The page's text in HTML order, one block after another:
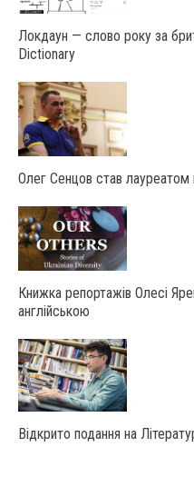
Локдаун — слово року за
Dictionary
Олег Сенцов став лауреатом
Книжка репортажів Олесі
англійською
Відкрито подання на